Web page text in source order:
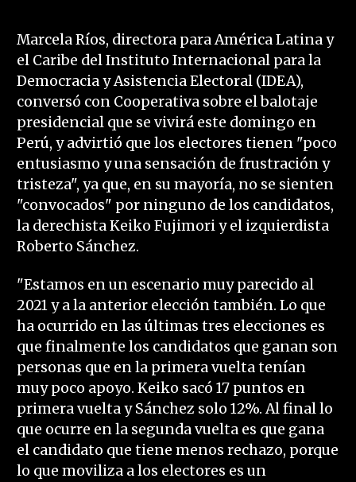
Marcela Ríos, directora para América Latina y
el Caribe del Instituto Internacional para la
Democracia y Asistencia Electoral (IDEA),
conversó con Cooperativa sobre el balotaje
presidencial que se vivirá este domingo en
Perú, y advirtió que los electores tienen "poco
entusiasmo y una sensación de frustración y
tristeza", ya que, en su mayoría, no se sienten
"convocados" por ninguno de los candidatos,
la derechista Keiko Fujimori y el izquierdista
Roberto Sánchez.
"Estamos en un escenario muy parecido al
2021 y a la anterior elección también. Lo que
ha ocurrido en las últimas tres elecciones es
que finalmente los candidatos que ganan son
personas que en la primera vuelta tenían
muy poco apoyo. Keiko sacó 17 puntos en
primera vuelta y Sánchez solo 12%. Al final lo
que ocurre en la segunda vuelta es que gana
el candidato que tiene menos rechazo, porque
lo que moviliza a los electores es un